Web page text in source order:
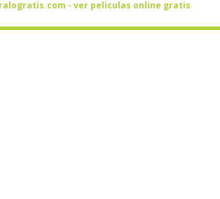
- ver peliculas online gratis